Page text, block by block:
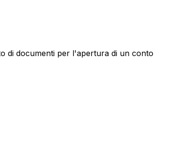
di documenti per l'apertura di un conto